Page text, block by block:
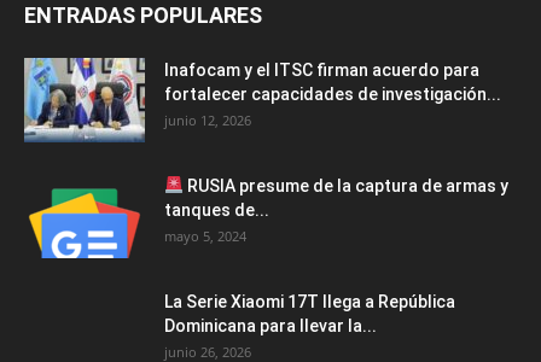
ENTRADAS POPULARES
Inafocam y el ITSC firman acuerdo para
fortalecer capacidades de investigación...
junio 12, 2026
RUSIA presume de la captura de armas y
tanques de...
mayo 5, 2024
La Serie Xiaomi 17T llega a República
Dominicana para llevar la...
junio 26, 2026